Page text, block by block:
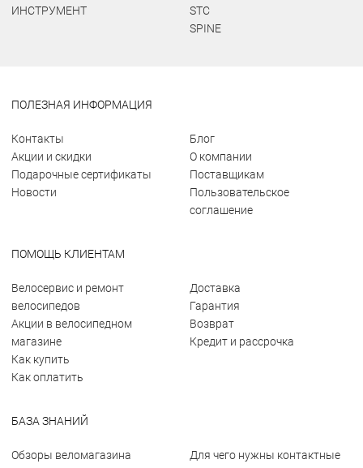
ИНСТРУМЕНТ
STC
SPINE
ПОЛЕЗНАЯ ИНФОРМАЦИЯ
Контакты
Акции и скидки
Подарочные сертификаты
Новости
Блог
О компании
Поставщикам
Пользовательское
соглашение
ПОМОЩЬ КЛИЕНТАМ
Велосервис и ремонт
велосипедов
Акции в велосипедном
магазине
Как купить
Как оплатить
Доставка
Гарантия
Возврат
Кредит и рассрочка
БАЗА ЗНАНИЙ
Обзоры веломагазина
Для чего нужны контактные